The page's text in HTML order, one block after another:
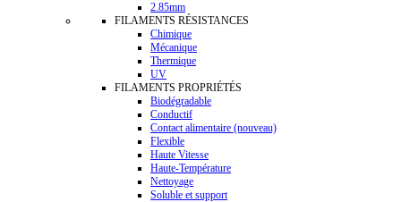
2.85mm
FILAMENTS RÉSISTANCES
Chimique
Mécanique
Thermique
UV
FILAMENTS PROPRIÉTÉS
Biodégradable
Conductif
Contact alimentaire (nouveau)
Flexible
Haute Vitesse
Haute-Température
Nettoyage
Soluble et support